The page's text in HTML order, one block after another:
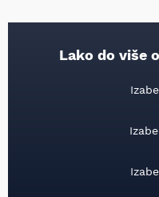
Lako do više